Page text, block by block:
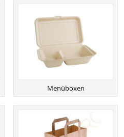
Menüboxen